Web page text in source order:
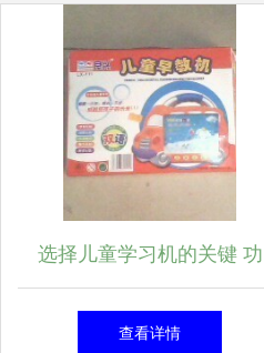
选择儿童学习机的关键 功
能、价格与品牌信任
查看详情